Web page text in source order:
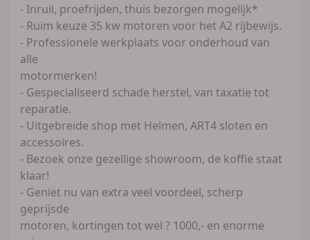
- Inruil, proefrijden, thuis bezorgen mogelijk*
- Ruim keuze 35 kw motoren voor het A2 rijbewijs.
- Professionele werkplaats voor onderhoud van
alle
motormerken!
- Gespecialiseerd schade herstel, van taxatie tot
reparatie.
- Uitgebreide shop met Helmen, ART4 sloten en
accessoires.
- Bezoek onze gezellige showroom, de koffie staat
klaar!
- Geniet nu van extra veel voordeel, scherp
geprijsde
motoren, kortingen tot wel ? 1000,- en enorme